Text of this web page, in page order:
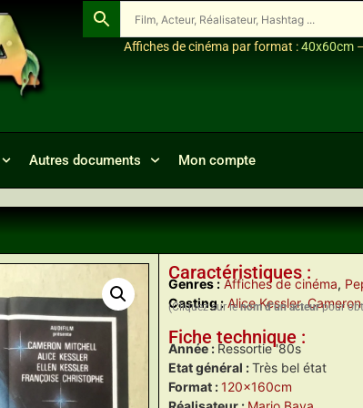
Affiches de cinéma par format :40x60cm
Autres documents Mon compte
Caractéristiques :
Genres : Affiches de cinéma,
Casting : Alice Kessler,
(Cliquez sur lenom d’un acteurpour
Fiche technique :
Année : Ressortie '80s
Etat général :Très bel état
Format :120x160cm